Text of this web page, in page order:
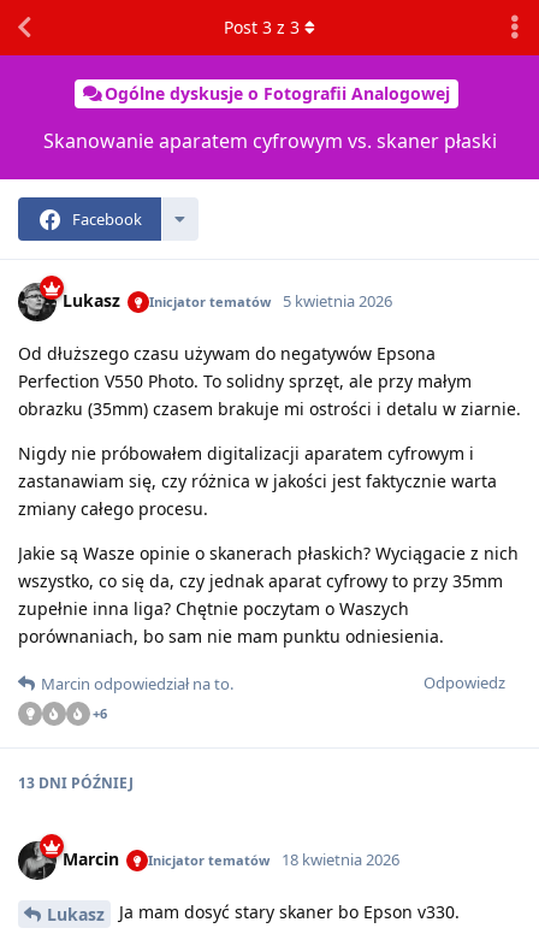
Ogólne dyskusje o Fotografii Analogowej
Skanowanie aparatem cyfrowym vs. skaner płaski
Facebook
Post 3 z 3
Lukasz Inicjator tematów 5 kwietnia 2026
Od dłuższego czasu używam do negatywów Epsona
Perfection V550 Photo. To solidny sprzęt, ale przy małym
obrazku (35mm) czasem brakuje mi ostrości i detalu w ziarnie.
Nigdy nie próbowałem digitalizacji aparatem cyfrowym i
zastanawiam się, czy różnica w jakości jest faktycznie warta
zmiany całego procesu.
Jakie są Wasze opinie o skanerach płaskich? Wyciągacie z nich
wszystko, co się da, czy jednak aparat cyfrowy to przy 35mm
zupełnie inna liga? Chętnie poczytam o Waszych
porównaniach, bo sam nie mam punktu odniesienia.
Odpowiedz
Marcin odpowiedział na to.
+6
13 DNI PÓŹNIEJ
Marcin Inicjator tematów 18 kwietnia 2026
Lukasz Ja mam dosyć stary skaner bo Epson v330.